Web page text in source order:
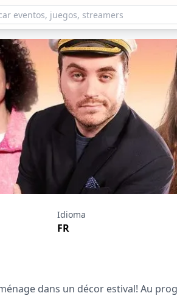
Large
Idioma
FR
dans un décor estival! Au